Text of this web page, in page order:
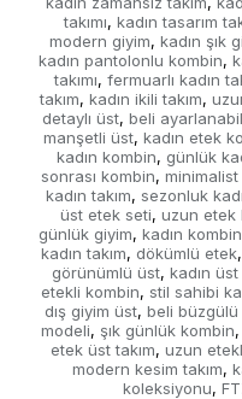
takımı, kadın tasarım
modern giyim, kadın şık
kadın pantolonlu kombin,
takımı, fermuarlı kadın
takım, kadın ikili takım,
detaylı üst, beli
manşetli üst, kadın etek
kadın kombin, günlük
sonrası kombin, minimalist
kadın takım, sezonluk
üst etek seti, uzun etek
günlük giyim, kadın
kadın takım, dökümlü etek,
görünümlü üst, kadın
etekli kombin, stil sahibi
dış giyim üst, beli büzgülü
modeli, şık günlük kombin,
etek üst takım, uzun
modern kesim takım,
koleksiyonu,